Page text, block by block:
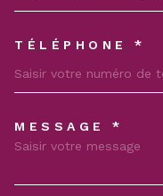
TÉLÉPHONE *
MESSAGE *